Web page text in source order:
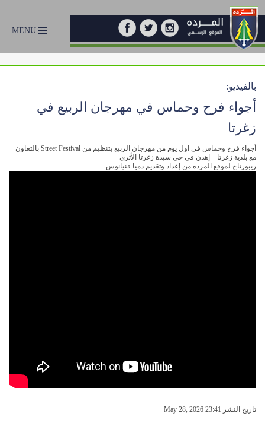
MENU
بالفيديو:
أجواء فرح وحماس في مهرجان الربيع في
زغرتا
أجواء فرح وحماس في اول يوم من مهرجان الربيع بتنظيم من Street Festival بالتعاون
مع بلدية زغرتا – إهدن في حي سيدة زغرتا الأثري
ريبورتاج لموقع المرده من إعداد وتقديم دميا فنيانوس
تاريخ النشر May 28, 2026 23:41